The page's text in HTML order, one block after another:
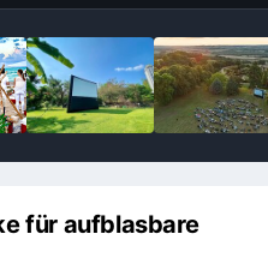
für aufblasbare